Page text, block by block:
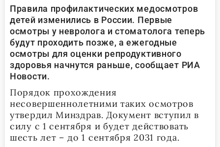
Правила профилактических медосмотров
детей изменились в России. Первые
осмотры у невролога и стоматолога теперь
будут проходить позже, а ежегодные
осмотры для оценки репродуктивного
здоровья начнутся раньше, сообщает РИА
Новости.
Порядок прохождения
несовершеннолетними таких осмотров
утвердил Минздрав. Документ вступил в
силу с 1 сентября и будет действовать
шесть лет – до 1 сентября 2031 года.